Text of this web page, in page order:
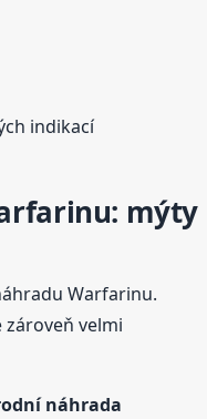
indikací
mýty
Warfarinu.
velmi
náhrada